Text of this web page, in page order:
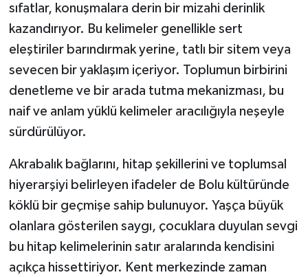
sıfatlar, konuşmalara derin bir mizahi derinlik
kazandırıyor. Bu kelimeler genellikle sert
eleştiriler barındırmak yerine, tatlı bir sitem veya
sevecen bir yaklaşım içeriyor. Toplumun birbirini
denetleme ve bir arada tutma mekanizması, bu
naif ve anlam yüklü kelimeler aracılığıyla neşeyle
sürdürülüyor.
Akrabalık bağlarını, hitap şekillerini ve toplumsal
hiyerarşiyi belirleyen ifadeler de Bolu kültüründe
köklü bir geçmişe sahip bulunuyor. Yaşça büyük
olanlara gösterilen saygı, çocuklara duyulan sevgi
bu hitap kelimelerinin satır aralarında kendisini
açıkça hissettiriyor. Kent merkezinde zaman